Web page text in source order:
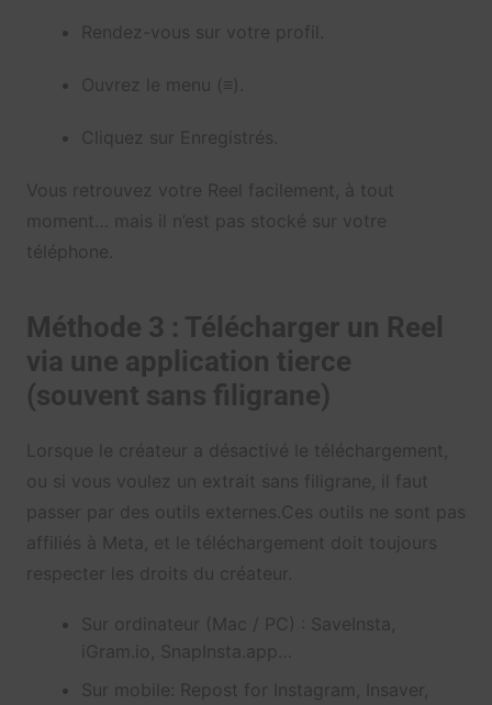
Rendez-vous sur votre profil.
Ouvrez le menu (≡).
Cliquez sur Enregistrés.
Vous retrouvez votre Reel facilement, à tout
moment… mais il n’est pas stocké sur votre
téléphone.
Méthode 3 : Télécharger un Reel
via une application tierce
(souvent sans filigrane)
Lorsque le créateur a désactivé le téléchargement,
ou si vous voulez un extrait sans filigrane, il faut
passer par des outils externes.Ces outils ne sont pas
affiliés à Meta, et le téléchargement doit toujours
respecter les droits du créateur.
Sur ordinateur (Mac / PC) : SaveInsta,
iGram.io, SnapInsta.app…
Sur mobile: Repost for Instagram, Insaver,